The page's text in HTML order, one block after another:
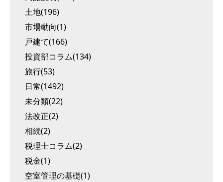
土地(196)
市場動向(1)
戸建て(166)
投資部コラム(134)
旅行(53)
日常(1492)
未分類(22)
法改正(2)
相続(2)
税理士コラム(2)
税金(1)
空室管理の基礎(1)